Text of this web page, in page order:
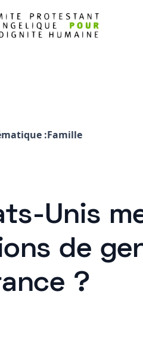
:Famille
Unis
de
?